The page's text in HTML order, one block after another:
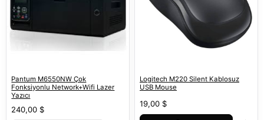
Pantum M6550NW Çok
Fonksiyonlu Network+Wifi Lazer
Yazıcı
240,00 $
Logitech M220 Silent Kablosuz
USB Mouse
19,00 $